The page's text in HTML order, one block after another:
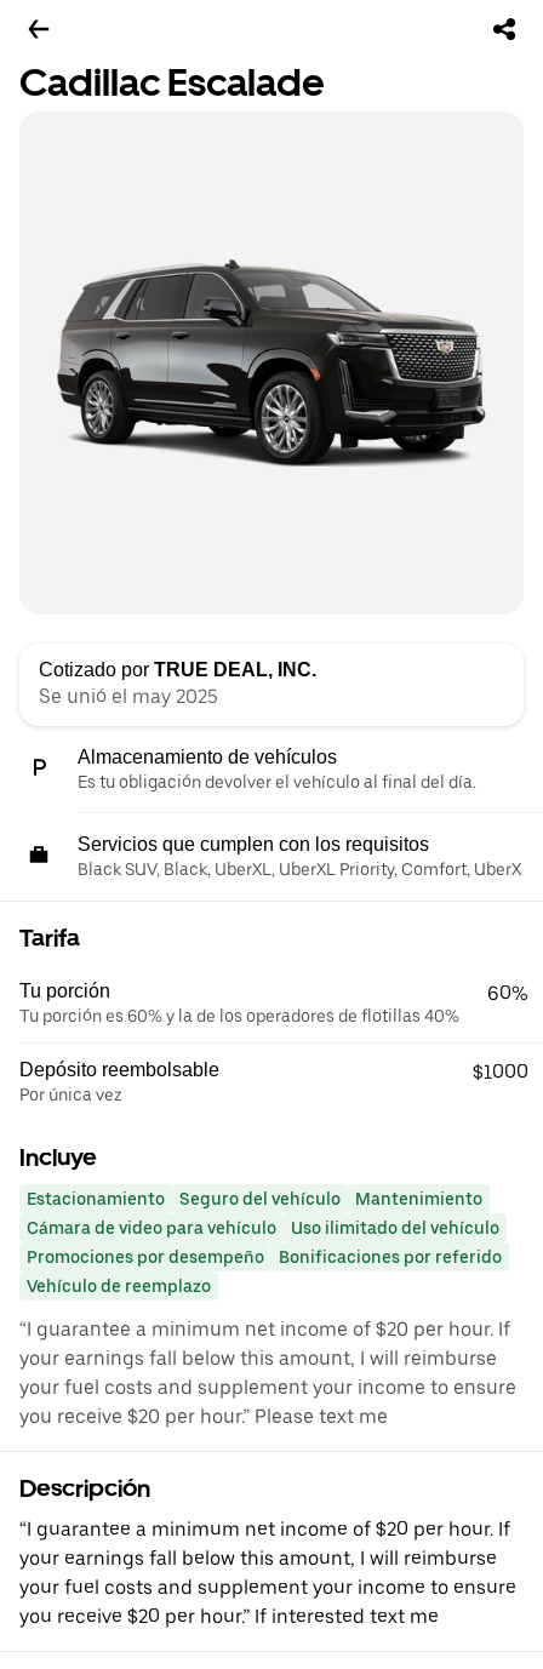
Cadillac Escalade
Cotizado por TRUE DEAL, INC.
Se unió el may 2025
Almacenamiento de vehículos
Es tu obligación devolver el vehículo al final del día.
Servicios que cumplen con los requisitos
Black SUV, Black, UberXL, UberXL Priority, Comfort, UberX
Tarifa
Tu porción
Tu porción es 60% y la de los operadores de flotillas 40%
60%
Depósito reembolsable
Por única vez
$1000
Incluye
Estacionamiento Seguro del vehículo
Mantenimiento
Cámara de video para vehículo
Uso ilimitado del vehículo
Promociones por desempeño
Bonificaciones por referido
Vehículo de reemplazo
“I guarantee a minimum net income of $20 per hour. If
your earnings fall below this amount, I will reimburse
your fuel costs and supplement your income to ensure
you receive $20 per hour.” Please text me
Descripción
“I guarantee a minimum net income of $20 per hour. If
your earnings fall below this amount, I will reimburse
your fuel costs and supplement your income to ensure
you receive $20 per hour.” If interested text me